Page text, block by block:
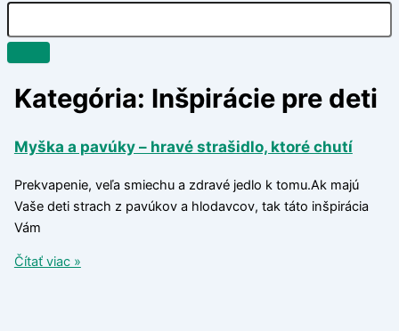
Kategória: Inšpirácie pre deti
Myška a pavúky – hravé strašidlo, ktoré chutí
Prekvapenie, veľa smiechu a zdravé jedlo k tomu.Ak majú
Vaše deti strach z pavúkov a hlodavcov, tak táto inšpirácia
Vám
Čítať viac »